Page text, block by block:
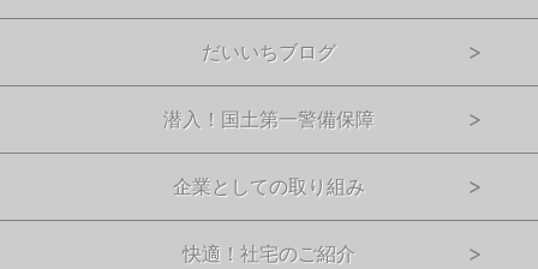
だいいちブログ
潜入！国土第一警備保障
企業としての取り組み
快適！社宅のご紹介